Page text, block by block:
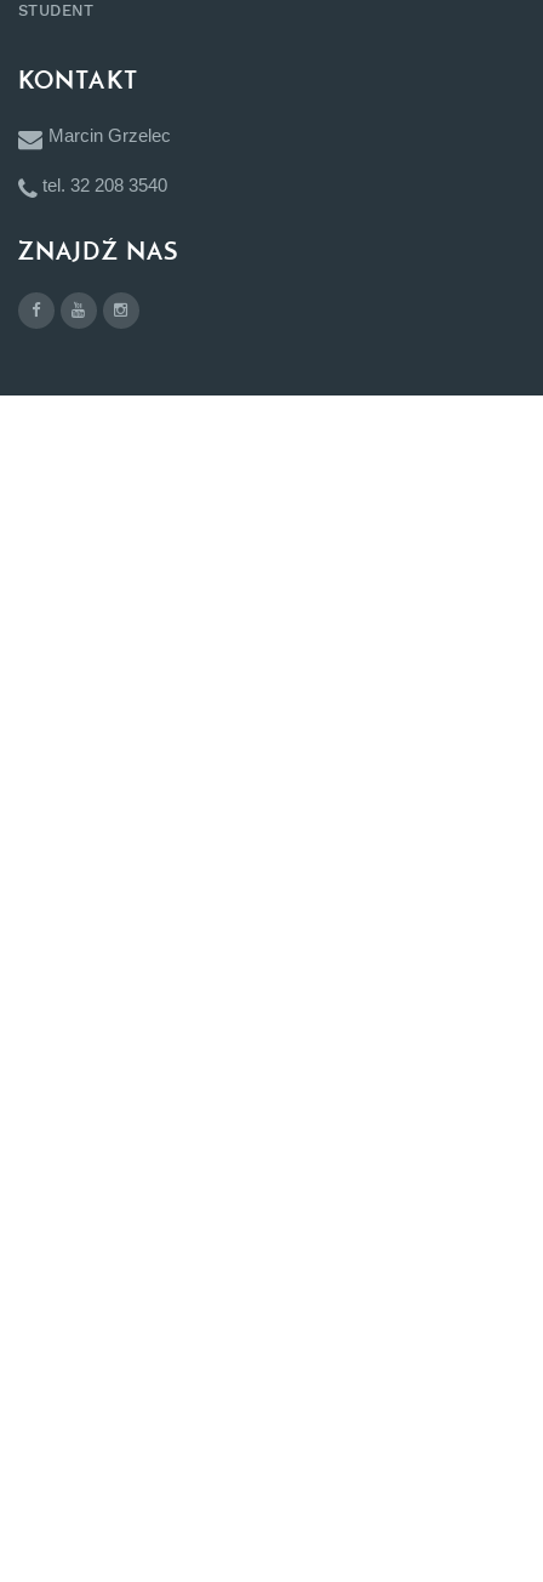
STUDENT
KONTAKT
Marcin Grzelec
tel. 32 208 3540
ZNAJDŹ NAS